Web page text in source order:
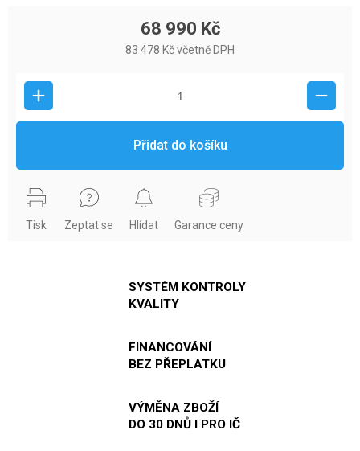
68 990 Kč
83 478 Kč včetně DPH
Přidat do košíku
Tisk Zeptat se Hlídat Garance ceny
SYSTÉM KONTROLY
KVALITY
FINANCOVÁNÍ
BEZ PŘEPLATKU
VÝMĚNA ZBOŽÍ
DO 30 DNŮ I PRO IČ